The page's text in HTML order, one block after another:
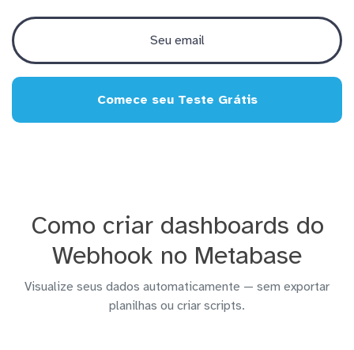
Comece seu Teste Grátis
Como criar dashboards do
Webhook no Metabase
Visualize seus dados automaticamente — sem exportar
planilhas ou criar scripts.